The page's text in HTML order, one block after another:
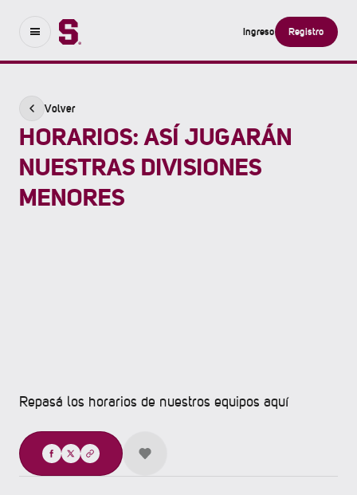
Ingreso Registro
Volver
HORARIOS: ASÍ JUGARÁN
NUESTRAS DIVISIONES
MENORES
Repasá los horarios de nuestros equipos aquí
Compartir